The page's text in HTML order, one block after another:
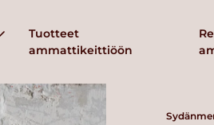
Tuotteet
ammattikeittiöön